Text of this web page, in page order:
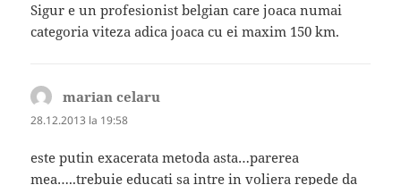
Sigur e un profesionist belgian care joaca numai
categoria viteza adica joaca cu ei maxim 150 km.
marian celaru
28.12.2013 la 19:58
este putin exacerata metoda asta…parerea
mea…..trebuie educati sa intre in voliera repede da